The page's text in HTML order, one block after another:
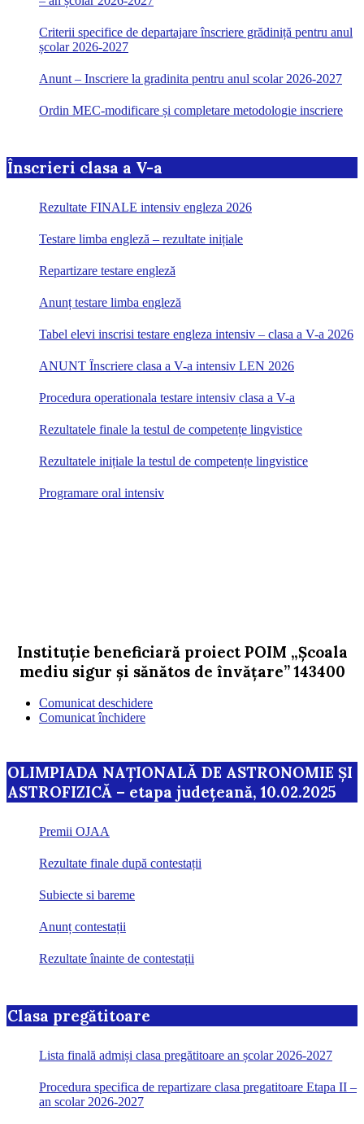
Criterii specifice de departajare înscriere grădiniță pentru anul
școlar 2026-2027
Anunt – Inscriere la gradinita pentru anul scolar 2026-2027
Ordin MEC-modificare și completare metodologie inscriere
Înscrieri clasa a V-a
Rezultate FINALE intensiv engleza 2026
Testare limba engleză – rezultate inițiale
Repartizare testare engleză
Anunț testare limba engleză
Tabel elevi inscrisi testare engleza intensiv – clasa a V-a 2026
ANUNT Înscriere clasa a V-a intensiv LEN 2026
Procedura operationala testare intensiv clasa a V-a
Rezultatele finale la testul de competențe lingvistice
Rezultatele inițiale la testul de competențe lingvistice
Programare oral intensiv
Instituție beneficiară proiect POIM „Școala
mediu sigur și sănătos de învățare” 143400
Comunicat deschidere
Comunicat închidere
OLIMPIADA NAȚIONALĂ DE ASTRONOMIE ȘI
ASTROFIZICĂ – etapa județeană, 10.02.2025
Premii OJAA
Rezultate finale după contestații
Subiecte si bareme
Anunț contestații
Rezultate înainte de contestații
Clasa pregătitoare
Lista finală admiși clasa pregătitoare an școlar 2026-2027
Procedura specifica de repartizare clasa pregatitoare Etapa II –
an scolar 2026-2027